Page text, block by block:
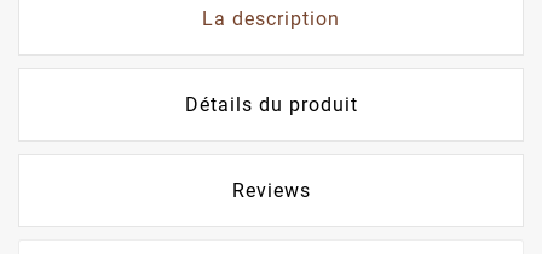
La description
Détails du produit
Reviews